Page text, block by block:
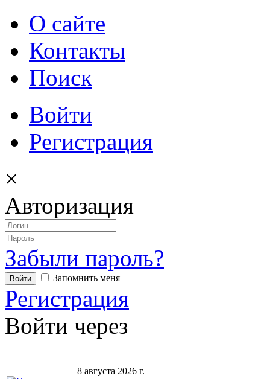
О сайте
Контакты
Поиск
Войти
Регистрация
×
Авторизация
Забыли пароль?
Запомнить меня
Регистрация
Войти через
8 августа 2026 г.